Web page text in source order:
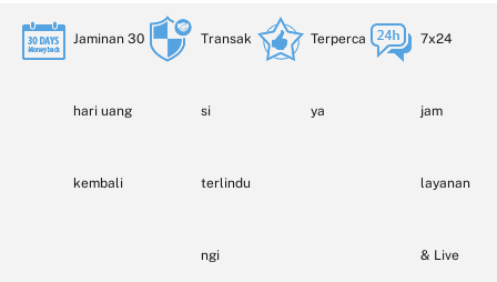
Jaminan 30
hari uang
kembali
Transak
si
terlindu
ngi
Terperca
ya
7x24
jam
layanan
& Live